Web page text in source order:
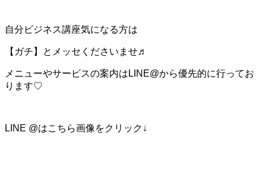
自分ビジネス講座気になる方は
【ガチ】とメッセくださいませ♬
メニューやサービスの案内はLINE@から優先的に行ってお
ります♡
LINE @はこちら画像をクリック↓